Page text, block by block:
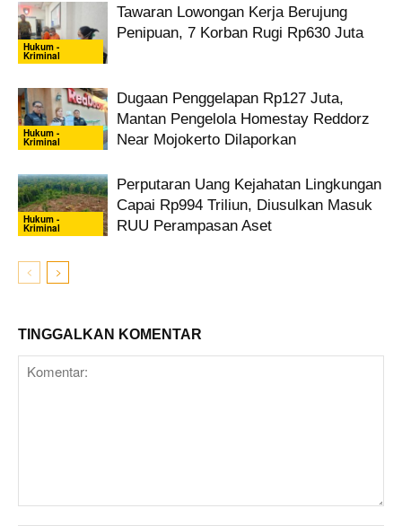
Hukum -
Kriminal
Tawaran Lowongan Kerja Berujung
Penipuan, 7 Korban Rugi Rp630 Juta
Hukum -
Kriminal
Dugaan Penggelapan Rp127 Juta,
Mantan Pengelola Homestay Reddorz
Near Mojokerto Dilaporkan
Hukum -
Kriminal
Perputaran Uang Kejahatan Lingkungan
Capai Rp994 Triliun, Diusulkan Masuk
RUU Perampasan Aset
TINGGALKAN KOMENTAR